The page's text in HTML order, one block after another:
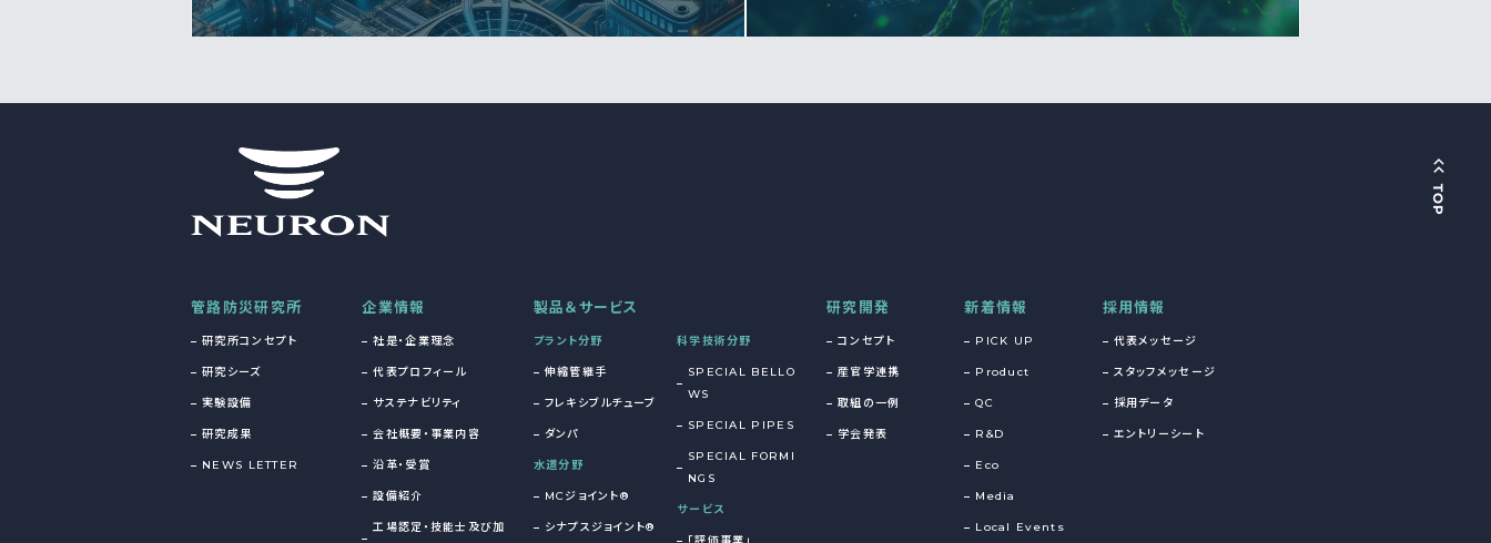
管路防災研究所
研究所コンセプト
研究シーズ
実験設備
研究成果
NEWS LETTER
企業情報
社是・企業理念
代表プロフィール
サステナビリティ
会社概要・事業内容
沿革・受賞
設備紹介
工場認定・技能士及び加
製品＆サービス
プラント分野
伸縮管継手
フレキシブルチューブ
ダンパ
水道分野
MCジョイント®
シナプスジョイント®
科学技術分野
SPECIAL BELLO
WS
SPECIAL PIPES
SPECIAL FORMI
NGS
サービス
研究開発
コンセプト
産官学連携
取組の一例
学会発表
新着情報
PICK UP
Product
QC
R&D
Eco
Media
Local Events
採用情報
代表メッセージ
スタッフメッセージ
採用データ
エントリーシート